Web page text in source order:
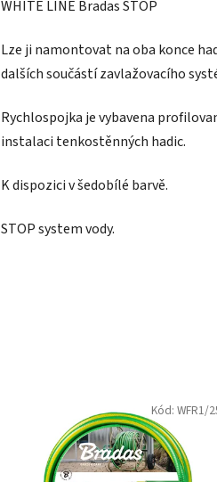
WHITE LINE Bradas STOP
Lze ji namontovat na oba konce
dalších součástí zavlažovacího
Rychlospojka je vybavena
instalaci tenkostěnných hadic.
K dispozici v šedobílé barvě.
STOP system vody.
Kód: WFR1/